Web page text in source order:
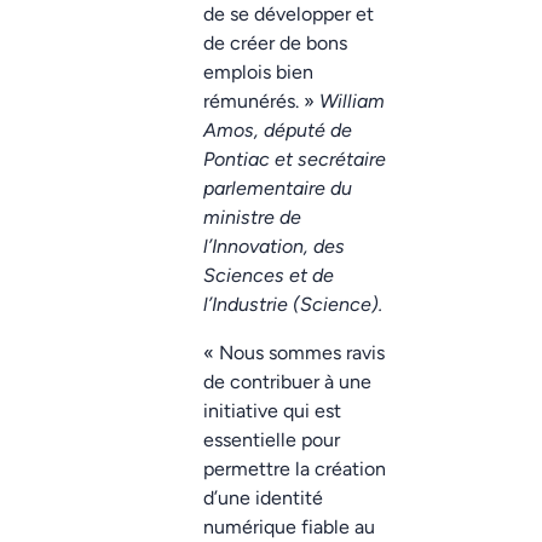
de se développer et
de créer de bons
emplois bien
rémunérés. » William
Amos, député de
Pontiac et secrétaire
parlementaire du
ministre de
l’Innovation, des
Sciences et de
l’Industrie (Science).
« Nous sommes ravis
de contribuer à une
initiative qui est
essentielle pour
permettre la création
d’une identité
numérique fiable au